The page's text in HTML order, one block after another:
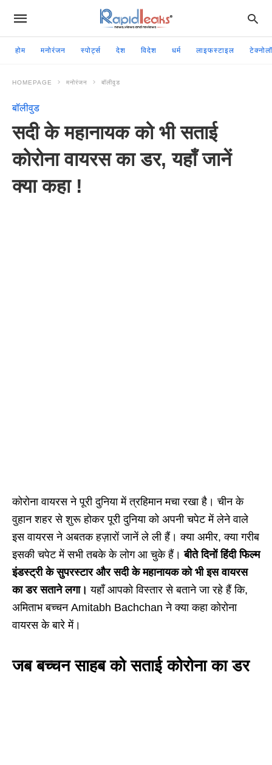
होम मनोरंजन स्पोर्ट्स देश विदेश धर्म लाइफस्टाइल
HOMEPAGE मनोरंजन बॉलीवुड
बॉलीवुड
सदी के महानायक को भी सताई
कोरोना वायरस का डर, यहाँ जानें
क्या कहा !
कोरोना वायरस ने पूरी दुनिया में त्रहिमान मचा रखा है। चीन के
वुहान शहर से शुरू होकर पूरी दुनिया को अपनी चपेट में लेने वाले
इस वायरस ने अबतक हज़ारों जानें ले ली हैं। क्या अमीर, क्या गरीब
इसकी चपेट में सभी तबके के लोग आ चुके हैं।बीते दिनों हिंदी फिल्म
इंडस्ट्री के सुपरस्टार और सदी के महानायक को भी इस वायरस
का डर सताने लगा।यहाँ आपको विस्तार से बताने जा रहे हैं कि,
अमिताभ बच्चन Amitabh Bachchan ने क्या कहा कोरोना
वायरस के बारे में।
जब बच्चन साहब को सताई कोरोना का डर